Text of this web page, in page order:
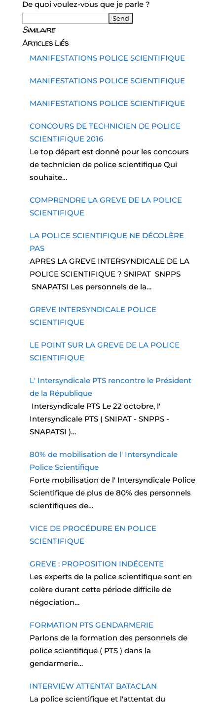
De quoi voulez-vous que je parle ?
Similaire
Articles Liés
MANIFESTATIONS POLICE SCIENTIFIQUE
MANIFESTATIONS POLICE SCIENTIFIQUE
MANIFESTATIONS POLICE SCIENTIFIQUE
CONCOURS DE TECHNICIEN DE POLICE
SCIENTIFIQUE 2016
Le top départ est donné pour les concours
de technicien de police scientifique Qui
souhaite…
COMPRENDRE LA GREVE DE LA POLICE
SCIENTIFIQUE
LA POLICE SCIENTIFIQUE NE DÉCOLÈRE
PAS
APRES LA GREVE INTERSYNDICALE DE LA
POLICE SCIENTIFIQUE ? SNIPAT SNPPS
SNAPATSI Les personnels de la…
GREVE INTERSYNDICALE POLICE
SCIENTIFIQUE
LE POINT SUR LA GREVE DE LA POLICE
SCIENTIFIQUE
L' Intersyndicale PTS rencontre le Président
de la République
Intersyndicale PTS Le 22 octobre, l'
Intersyndicale PTS ( SNIPAT - SNPPS -
SNAPATSI )…
80% de mobilisation de l' Intersyndicale
Police Scientifique
Forte mobilisation de l' Intersyndicale Police
Scientifique de plus de 80% des personnels
scientifiques de…
VICE DE PROCÉDURE EN POLICE
SCIENTIFIQUE
GREVE : PROPOSITION INDÉCENTE
Les experts de la police scientifique sont en
colère durant cette période difficile de
négociation…
FORMATION PTS GENDARMERIE
Parlons de la formation des personnels de
police scientifique ( PTS ) dans la
gendarmerie…
INTERVIEW ATTENTAT BATACLAN
La police scientifique et l'attentat du